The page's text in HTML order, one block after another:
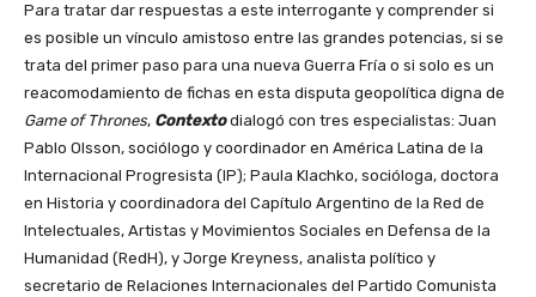
Para tratar dar respuestas a este interrogante y comprender si
es posible un vínculo amistoso entre las grandes potencias, si se
trata del primer paso para una nueva Guerra Fría o si solo es un
reacomodamiento de fichas en esta disputa geopolítica digna de
Game of Thrones, Contextodialogó con tres especialistas: Juan
Pablo Olsson, sociólogo y coordinador en América Latina de la
Internacional Progresista (IP); Paula Klachko, socióloga, doctora
en Historia y coordinadora del Capítulo Argentino de la Red de
Intelectuales, Artistas y Movimientos Sociales en Defensa de la
Humanidad (RedH), y Jorge Kreyness, analista político y
secretario de Relaciones Internacionales del Partido Comunista